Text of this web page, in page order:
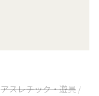
アスレチック・遊具 /